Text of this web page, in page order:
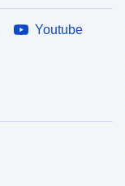
Youtube